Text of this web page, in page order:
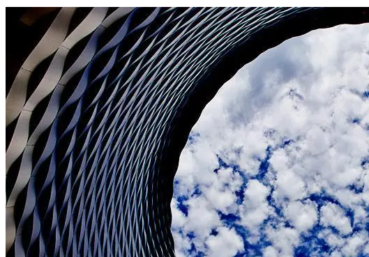
Menü Menü
Link zu Facebook
Link zu Pinterest
Link zu Instagram